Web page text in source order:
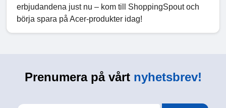
erbjudandena just nu – kom till ShoppingSpout och
börja spara på Acer-produkter idag!
Prenumera på vårtnyhetsbrev!